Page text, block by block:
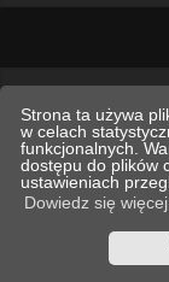
Strona ta używa
w celach
funkcjonalnych.
dostępu do plików
ustawieniach
Dowiedz się więcej
Polityka prywatności.
Technologię dostarcza
Polski pakiet językowy
we_universal created
phpBB